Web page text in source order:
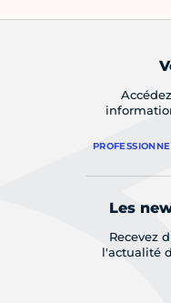
Les
Recevez
l'actualité